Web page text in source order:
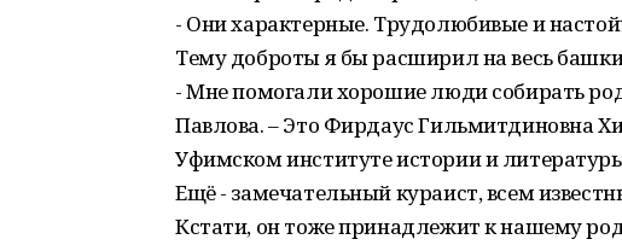
- Они характерные. Трудолюбивые и
Тему доброты я бы расширил на весь
- Мне помогали хорошие люди собирать
Павлова. – Это Фирдаус Гильмитдиновна
Уфимском институте истории и
Ещё - замечательный кураист, всем
Кстати, он тоже принадлежит к нашему